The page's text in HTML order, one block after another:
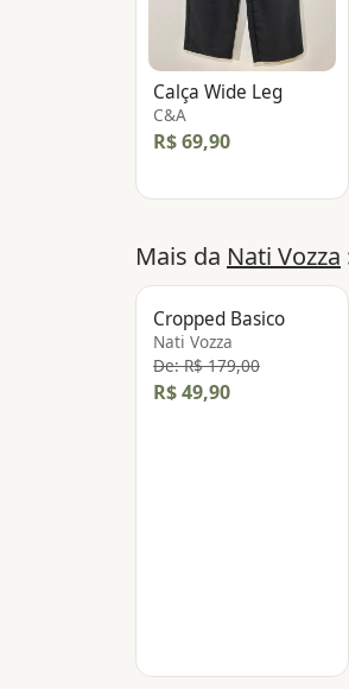
Calça Wide Leg
C&A
R$ 69,90
Mais da Nati Vozza
Cropped Basico
Nati Vozza
De: R$ 179,00
R$ 49,90